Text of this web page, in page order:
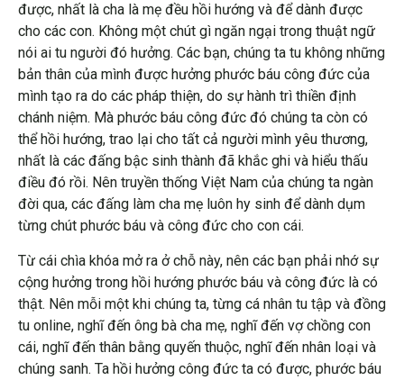
được, nhất là cha là mẹ đều hồi hướng và để dành được
cho các con. Không một chút gì ngăn ngại trong thuật ngữ
nói ai tu người đó hưởng. Các bạn, chúng ta tu không những
bản thân của mình được hưởng phước báu công đức của
mình tạo ra do các pháp thiện, do sự hành trì thiền định
chánh niệm. Mà phước báu công đức đó chúng ta còn có
thể hồi hướng, trao lại cho tất cả người mình yêu thương,
nhất là các đấng bậc sinh thành đã khắc ghi và hiểu thấu
điều đó rồi. Nên truyền thống Việt Nam của chúng ta ngàn
đời qua, các đấng làm cha mẹ luôn hy sinh để dành dụm
từng chút phước báu và công đức cho con cái.
Từ cái chìa khóa mở ra ở chỗ này, nên các bạn phải nhớ sự
cộng hưởng trong hồi hướng phước báu và công đức là có
thật. Nên mỗi một khi chúng ta, từng cá nhân tu tập và đồng
tu online, nghĩ đến ông bà cha mẹ, nghĩ đến vợ chồng con
cái, nghĩ đến thân bằng quyến thuộc, nghĩ đến nhân loại và
chúng sanh. Ta hồi hưởng công đức ta có được, phước báu